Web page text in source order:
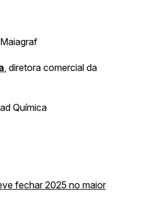
, diretora comercial da
Química
fechar 2025 no maior